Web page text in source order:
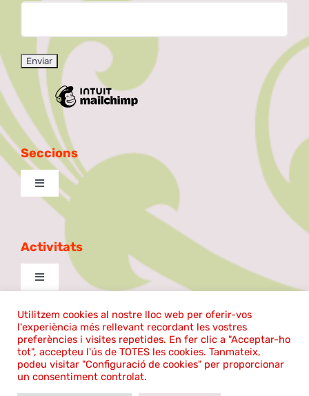
Seccions
Toggle
Navigation
Excursionista
Taula de Debat
La Patilla
Ball de plaça
Activitats
Toggle
Navigation
cantem
Aula de Teatre
©2025 | El Coro Sentmenat | Tots els drets reservats |
Política de cookies|Avís legal
Utilitzem cookies al nostre lloc web per oferir-vos
l'experiència més rellevant recordant les vostres
preferències i visites repetides. En fer clic a "Acceptar-ho
tot", accepteu l'ús de TOTES les cookies. Tanmateix,
podeu visitar "Configuració de cookies" per proporcionar
un consentiment controlat.